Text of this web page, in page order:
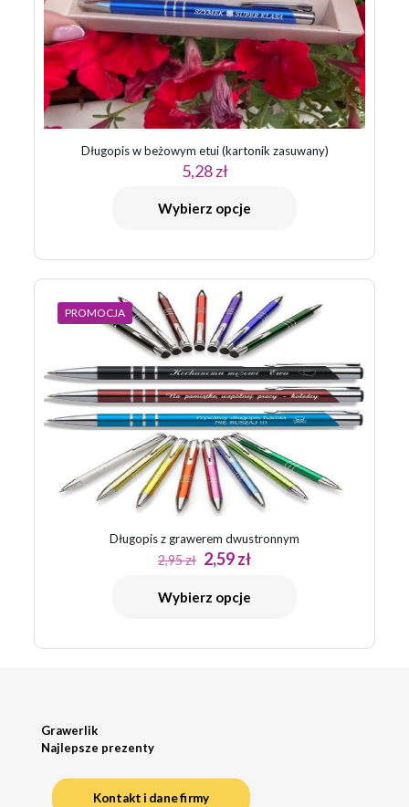
Długopis w beżowym etui (kartonik zasuwany)
5,28zł
Wybierz opcje
PROMOCJA
Długopis z grawerem dwustronnym
2,95zł Pierwotna
wynosiła:
2,95 zł.
2,59złAktualna
Wybierz opcje
Grawerlik
Najlepsze prezenty
Kontakt i dane firmy